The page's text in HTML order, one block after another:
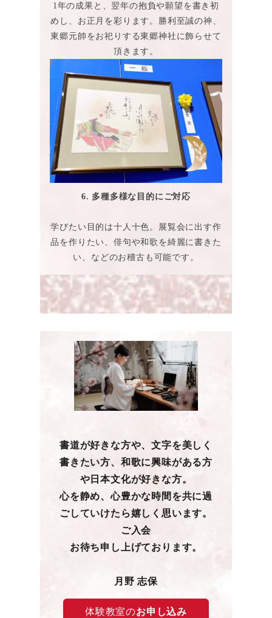
1年の成果と、翌年の抱負や願望を書き初
めし、お正月を彩ります。勝利至誠の神、
東郷元帥をお祀りする東郷神社に飾らせて
頂きます。
6. 多種多様な目的にご対応
学びたい目的は十人十色。展覧会に出す作
品を作りたい、俳句や和歌を綺麗に書きた
い、などのお稽古も可能です。
書道が好きな方や、文字を美しく
書きたい方、和歌に興味がある方
や日本文化が好きな方。
心を静め、心豊かな時間を共に過
ごしていけたら嬉しく思います。
ご入会
お待ち申し上げております。
月野 志保
体験教室のお申し込み